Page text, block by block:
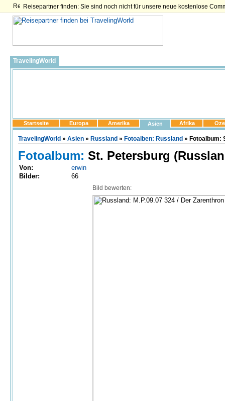
Reisepartner finden: Sie sind noch nicht für unsere neue kostenlose
TravelingWorld
Startseite Europa Amerika Asien Afrika
TravelingWorld » Asien » Russland » Fotoalben: Russland » Fotoalbum:
Fotoalbum: St. Petersburg
Von:
erwin
Bilder:
66
Bild bewerten: